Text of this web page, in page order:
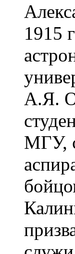
1915
А.Я.
МГУ,